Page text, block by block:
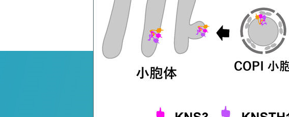
Research VIDEOS
Researchers' VOICE